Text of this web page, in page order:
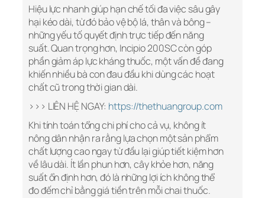
Hiệu lực nhanh giúp hạn chế tối đa việc sâu gây
hại kéo dài, từ đó bảo vệ bộ lá, thân và bông –
những yếu tố quyết định trực tiếp đến năng
suất. Quan trọng hơn, Incipio 200SC còn góp
phần giảm áp lực kháng thuốc, một vấn đề đang
khiến nhiều bà con đau đầu khi dùng các hoạt
chất cũ trong thời gian dài.
>>> LIÊN HỆ NGAY: https://thethuangroup.com
Khi tính toán tổng chi phí cho cả vụ, không ít
nông dân nhận ra rằng lựa chọn một sản phẩm
chất lượng cao ngay từ đầu lại giúp tiết kiệm hơn
về lâu dài. Ít lần phun hơn, cây khỏe hơn, năng
suất ổn định hơn, đó là những lợi ích không thể
đo đếm chỉ bằng giá tiền trên mỗi chai thuốc.